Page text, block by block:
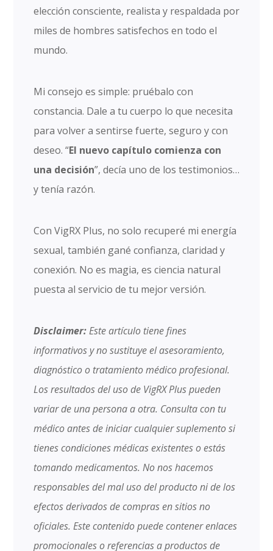
elección consciente, realista y respaldada por
miles de hombres satisfechos en todo el
mundo.
Mi consejo es simple: pruébalo con
constancia. Dale a tu cuerpo lo que necesita
para volver a sentirse fuerte, seguro y con
deseo. “El nuevo capítulo comienza con
una decisión”, decía uno de los testimonios…
y tenía razón.
Con VigRX Plus, no solo recuperé mi energía
sexual, también gané confianza, claridad y
conexión. No es magia, es ciencia natural
puesta al servicio de tu mejor versión.
Disclaimer:Este artículo tiene fines
informativos y no sustituye el asesoramiento,
diagnóstico o tratamiento médico profesional.
Los resultados del uso de VigRX Plus pueden
variar de una persona a otra. Consulta con tu
médico antes de iniciar cualquier suplemento si
tienes condiciones médicas existentes o estás
tomando medicamentos. No nos hacemos
responsables del mal uso del producto ni de los
efectos derivados de compras en sitios no
oficiales. Este contenido puede contener enlaces
promocionales o referencias a productos de